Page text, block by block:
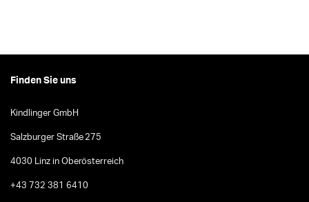
Finden Sie uns
Kindlinger GmbH
Salzburger Straße 275
4030 Linz in Oberösterreich
+43 732 381 6410